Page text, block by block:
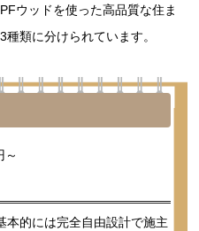
ウッドを使った高品質な住ま
類に分けられています。
～
本的には完全自由設計で施主